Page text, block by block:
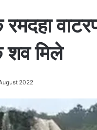
शव मिले
2022